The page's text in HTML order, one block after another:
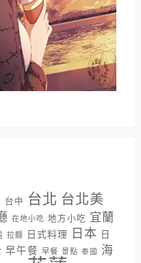
台中 台北 台北美
在地小吃 地方小吃 宜蘭
拉麵 日式料理 日本 日
早午餐 早餐 景點 泰國
海